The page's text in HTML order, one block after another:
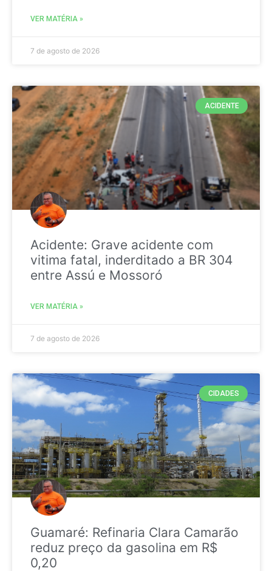
VER MATÉRIA »
7 de agosto de 2026
ACIDENTE
Acidente: Grave acidente com
vitima fatal, inderditado a BR 304
entre Assú e Mossoró
VER MATÉRIA »
7 de agosto de 2026
CIDADES
Guamaré: Refinaria Clara Camarão
reduz preço da gasolina em R$
0,20